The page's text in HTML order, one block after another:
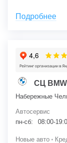
Подробнее
СЦ
Набережные
Автосервис
пн-сб:
08:00-
Новые авто